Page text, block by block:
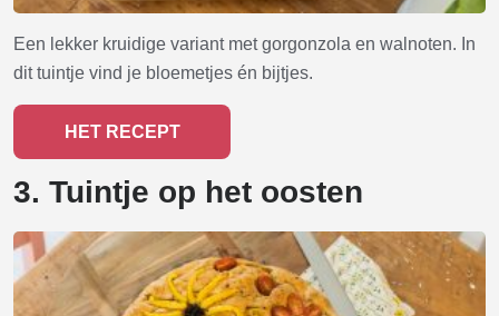
Een lekker kruidige variant met gorgonzola en walnoten. In
dit tuintje vind je bloemetjes én bijtjes.
HET RECEPT
3. Tuintje op het oosten